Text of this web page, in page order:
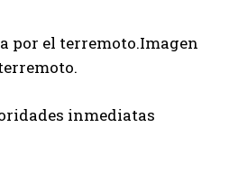
por el terremoto.Imagen
inmediatas